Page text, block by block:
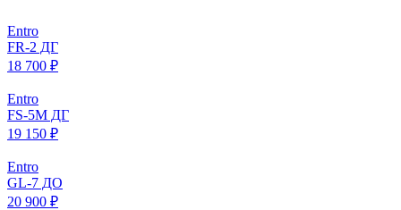
Entro
FR-2 ДГ
18 700 ₽
Entro
FS-5M ДГ
19 150 ₽
Entro
GL-7 ДО
20 900 ₽